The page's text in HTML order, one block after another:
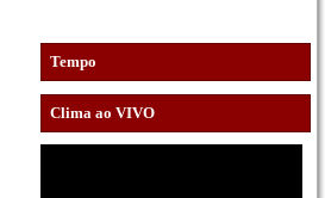
Tempo
Clima ao VIVO